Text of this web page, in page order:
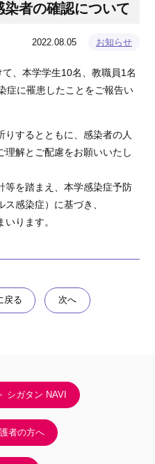
者の確認について
2022.08.05 お知らせ
、本学学生10名、教職員1名
症に罹患したことをご報告い
するとともに、感染者の人
理解とご配慮をお願いいたし
等を踏まえ、本学感染症予防
感染症）に基づき、
ります。
戻る 次へ
シガタン NAVI
者の方へ